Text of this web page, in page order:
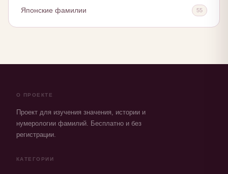
Японские фамилии 55
О ПРОЕКТЕ
Проект для изучения значения, истории и
нумерологии фамилий. Бесплатно и без
регистрации.
КАТЕГОРИИ